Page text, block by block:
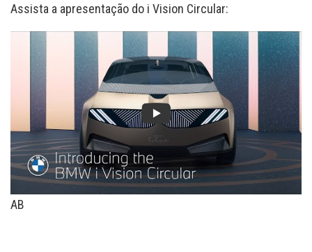
Assista a apresentação do i Vision Circular:
AB